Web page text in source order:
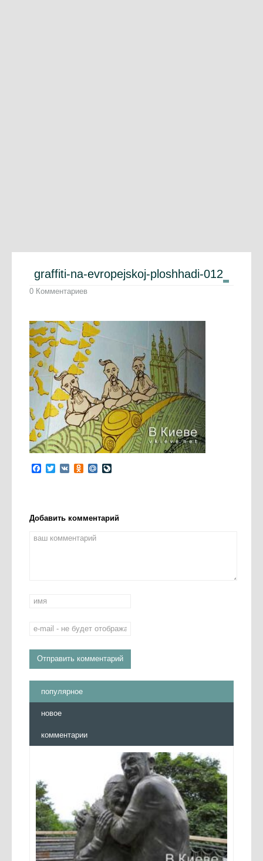
graffiti-na-evropejskoj-ploshhadi-012
0 Комментариев
Facebook
Twitter
VK Odnoklassniki
Mail.Ru
Добавить комментарий
популярное
новое
комментарии